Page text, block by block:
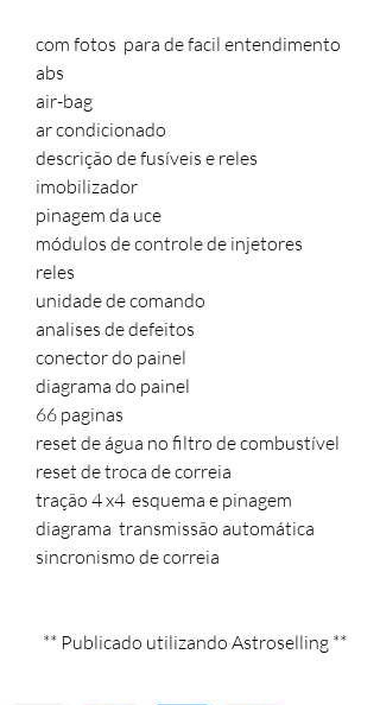
com fotos  para de facil entendimento
abs
air-bag
ar condicionado
descrição de fusíveis e reles
imobilizador
pinagem da uce
módulos de controle de injetores
reles
unidade de comando
analises de defeitos
conector do painel
diagrama do painel
66 paginas
reset de água no filtro de combustível
reset de troca de correia
tração 4 x4  esquema e pinagem
diagrama  transmissão automática
sincronismo de correia
** Publicado utilizando Astroselling **